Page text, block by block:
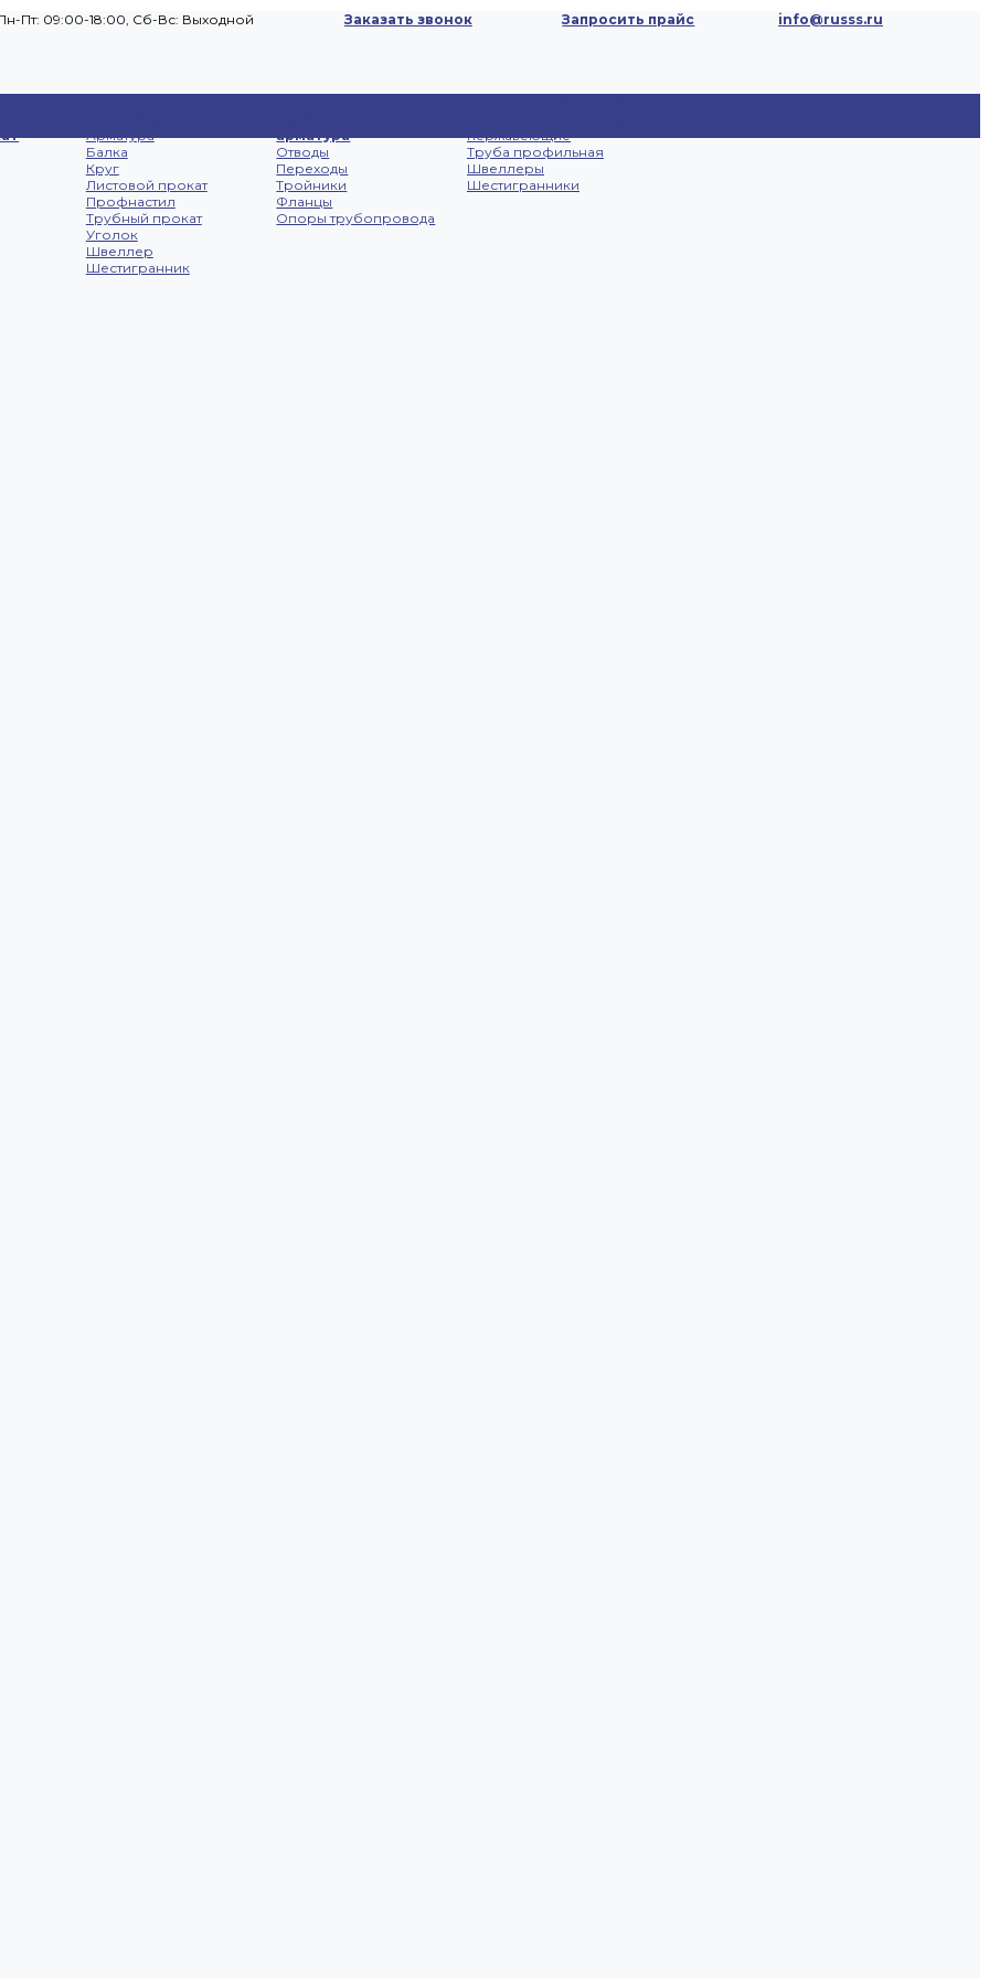
Пт: 09:00-18:00, Cб-Вс: Выходной Заказать звонок Запросить прайс info@russs.ru
Арматура
Балка
Круг
Листовой прокат
Профнастил
Трубный прокат
Уголок
Швеллер
Шестигранник
арматура
Отводы
Переходы
Тройники
Фланцы
Опоры трубопровода
нержавеющие
Труба профильная
Швеллеры
Шестигранники